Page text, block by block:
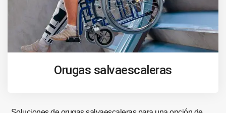
Orugas salvaescaleras